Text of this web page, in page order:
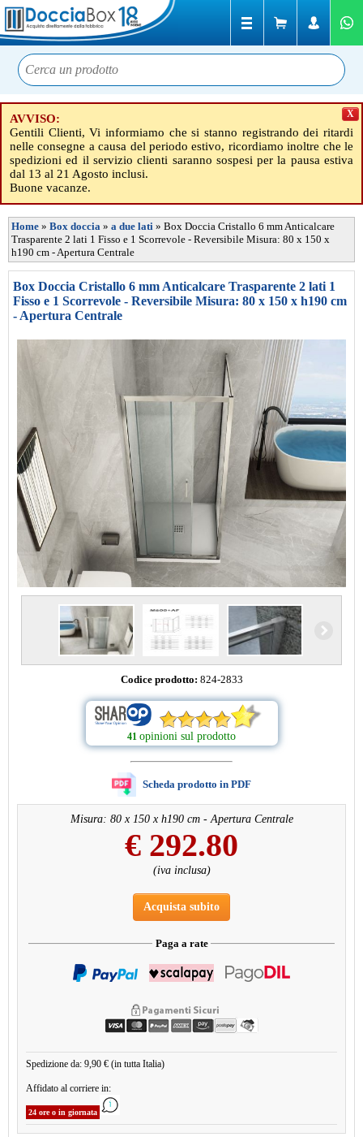
AVVISO:
Gentili Clienti, Vi informiamo che si stanno registrando dei ritardi
nelle consegne a causa del periodo estivo, ricordiamo inoltre che le
spedizioni ed il servizio clienti saranno sospesi per la pausa estiva
dal 13 al 21 Agosto inclusi.
Buone vacanze.
X
Home » Box doccia » a due lati » Box Doccia Cristallo 6 mm Anticalcare
Trasparente 2 lati 1 Fisso e 1 Scorrevole - Reversibile Misura: 80 x 150 x
h190 cm - Apertura Centrale
Box Doccia Cristallo 6 mm Anticalcare Trasparente 2 lati 1
Fisso e 1 Scorrevole - Reversibile Misura: 80 x 150 x h190 cm
- Apertura Centrale
Codice prodotto: 824-2833
41 opinioni sul prodotto
Scheda prodotto in PDF
Misura: 80 x 150 x h190 cm - Apertura Centrale
€ 292.80
(iva inclusa)
Acquista subito
Paga a rate
Spedizione da: 9,90 € (in tutta Italia)
Affidato al corriere in:
24 ore o in giornata